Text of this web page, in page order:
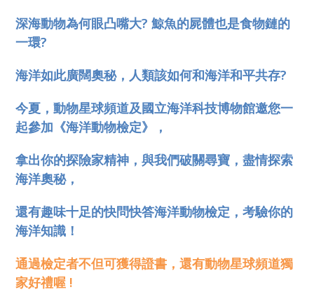
深海動物為何眼凸嘴大? 鯨魚的屍體也是食物鏈的
一環?
海洋如此廣闊奧秘，人類該如何和海洋和平共存?
今夏，動物星球頻道及國立海洋科技博物館邀您一
起參加《海洋動物檢定》，
拿出你的探險家精神，與我們破關尋寶，盡情探索
海洋奧秘，
還有趣味十足的快問快答海洋動物檢定，考驗你的
海洋知識！
通過檢定者不但可獲得證書，還有動物星球頻道獨
家好禮喔 !